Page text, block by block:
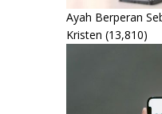
Ayah Berperan
Kristen (13,810)